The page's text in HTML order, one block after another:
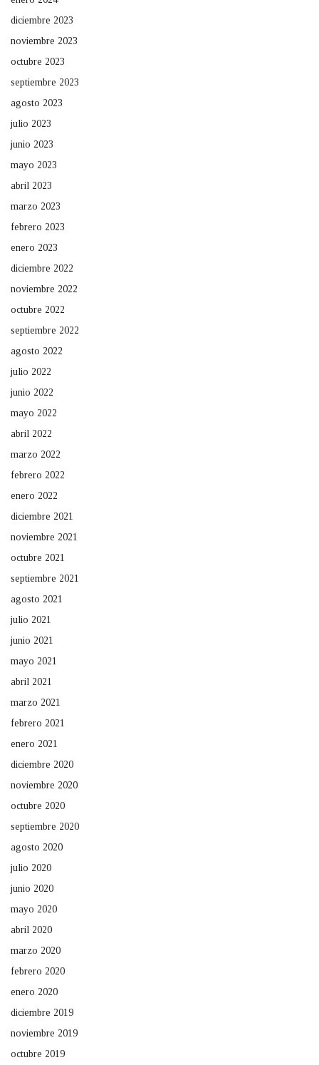
diciembre 2023
noviembre 2023
octubre 2023
septiembre 2023
agosto 2023
julio 2023
junio 2023
mayo 2023
abril 2023
marzo 2023
febrero 2023
enero 2023
diciembre 2022
noviembre 2022
octubre 2022
septiembre 2022
agosto 2022
julio 2022
junio 2022
mayo 2022
abril 2022
marzo 2022
febrero 2022
enero 2022
diciembre 2021
noviembre 2021
octubre 2021
septiembre 2021
agosto 2021
julio 2021
junio 2021
mayo 2021
abril 2021
marzo 2021
febrero 2021
enero 2021
diciembre 2020
noviembre 2020
octubre 2020
septiembre 2020
agosto 2020
julio 2020
junio 2020
mayo 2020
abril 2020
marzo 2020
febrero 2020
enero 2020
diciembre 2019
noviembre 2019
octubre 2019